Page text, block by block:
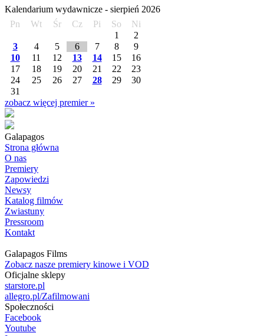
Kalendarium wydawnicze - sierpień 2026
Pn
Wt Śr Cz Pi So
Ni
1
2
3
4 5 6 7 8
9
10
11 12 13 14 15
16
17
18 19 20 21 22
23
24
25 26 27 28 29
30
31
zobacz więcej premier »
Galapagos
Strona główna
O nas
Premiery
Zapowiedzi
Newsy
Katalog filmów
Zwiastuny
Pressroom
Kontakt
Galapagos Films
Zobacz nasze premiery kinowe i VOD
Oficjalne sklepy
starstore.pl
allegro.pl/Zafilmowani
Społeczności
Facebook
Youtube